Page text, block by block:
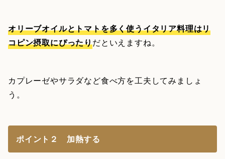
オリーブオイルとトマトを多く使うイタリア料理はリ
コピン摂取にぴったりだといえますね。
カプレーゼやサラダなど食べ方を工夫してみましょ
う。
ポイント２ 加熱する